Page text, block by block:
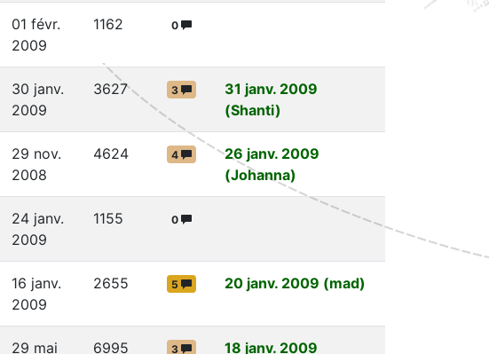
01 févr.
2009
1162 0
30 janv.
2009
3627 3
31 janv. 2009
(Shanti)
29 nov.
2008
4624 4
26 janv. 2009
(Johanna)
24 janv.
2009
1155 0
16 janv.
2009
2655 5 20 janv. 2009 (mad)
29 mai 6995 3 18 janv. 2009